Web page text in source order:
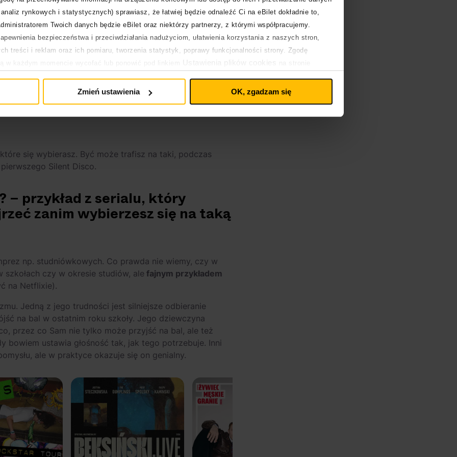
rynkowych i statystycznych) sprawiasz, że łatwiej będzie odnaleźć Ci na eBilet dokładnie to,
Twoich danych będzie eBilet oraz niektórzy partnerzy, z którymi współpracujemy.
bezpieczeństwa i przeciwdziałania nadużyciom, ułatwienia korzystania z naszych stron,
treści i reklam oraz ich pomiaru, tworzenia statystyk, poprawy funkcjonalności strony. Zgodę
Ustawienia plików cookies
Zmień ustawienia OK, zgadzam się
to genialne rozwiązanie, które nie zakłóca ciszy nocnej
zmroku (pod warunkiem, że uczestnicy nie będą
zamkniętych jest to popularny sposób na przedłużenie
spotkać także w ofertach polskich wydarzeń.
się wybierasz. Być może trafisz na taki, podczas
Silent Disco.
– przykład z serialu, który
zanim wybierzesz się na taką
np. studniówkowych. Co prawda nie wiemy, czy w
czy w okresie studiów, ale fajnym przykładem
na Netflixie).
Jedną z jego trudności jest silniejsze odbieranie
na bal w ostatnim roku szkoły. Jego dziewczyna
przez co Sam nie tylko może przyjść na bal, ale też
bowiem ustawia głośność tak, jak tego potrzebuje. Inni
ale w praktyce okazuje się on genialny.